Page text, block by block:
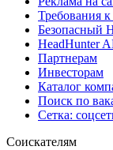
Требования
Безопасный
HeadHunter
Партнерам
Инвесторам
Каталог
Поиск по
Сетка:
Соискателям